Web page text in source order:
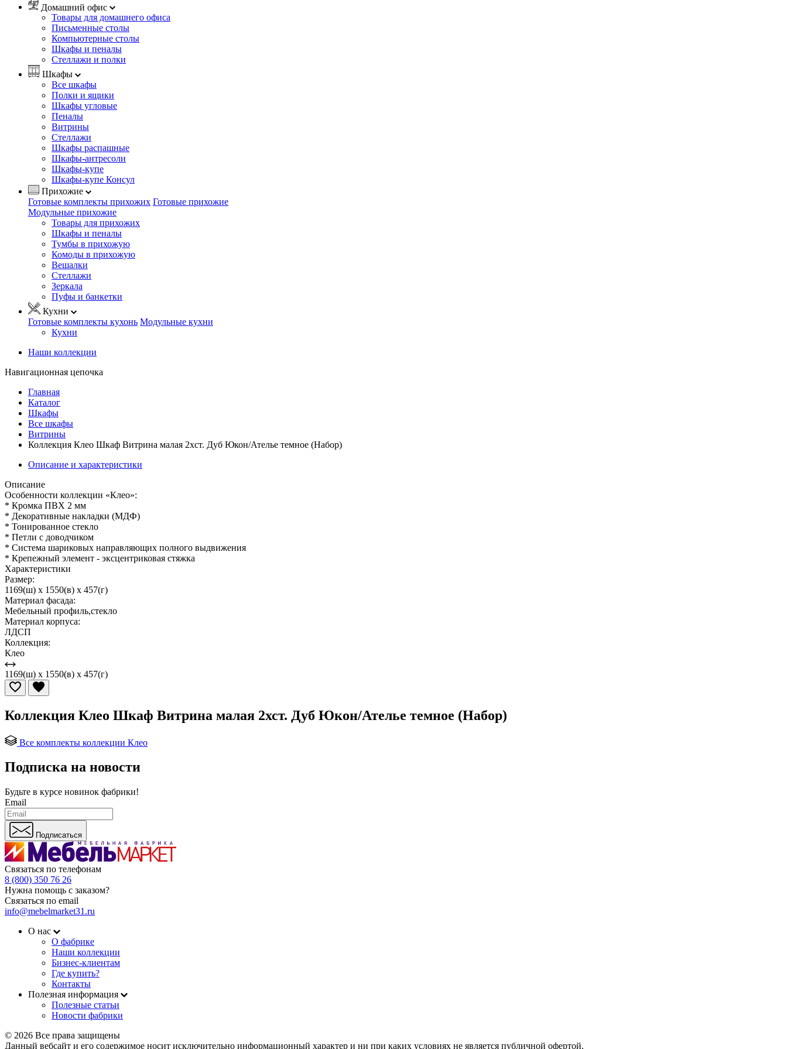
Домашний офис
Товары для домашнего офиса
Письменные столы
Компьютерные столы
Шкафы и пеналы
Стеллажи и полки
Шкафы
Все шкафы
Полки и ящики
Шкафы угловые
Пеналы
Витрины
Стеллажи
Шкафы распашные
Шкафы-антресоли
Шкафы-купе
Шкафы-купе Консул
Прихожие
Готовые комплекты прихожих Готовые прихожие
Модульные прихожие
Товары для прихожих
Шкафы и пеналы
Тумбы в прихожую
Комоды в прихожую
Вешалки
Стеллажи
Зеркала
Пуфы и банкетки
Кухни
Готовые комплекты кухонь Модульные кухни
Кухни
Наши коллекции
Навигационная цепочка
Главная
Каталог
Шкафы
Все шкафы
Витрины
Коллекция Клео Шкаф Витрина малая 2хст. Дуб Юкон/Ателье темное (Набор)
Описание и характеристики
Описание
Особенности коллекции «Клео»:
* Кромка ПВХ 2 мм
* Декоративные накладки (МДФ)
* Тонированное стекло
* Петли с доводчиком
* Система шариковых направляющих полного выдвижения
* Крепежный элемент - эксцентриковая стяжка
Характеристики
Размер:
1169(ш) x 1550(в) x 457(г)
Материал фасада:
Мебельный профиль,стекло
Материал корпуса:
ЛДСП
Коллекция:
Клео
1169(ш) x 1550(в) x 457(г)
Коллекция Клео Шкаф Витрина малая 2хст. Дуб Юкон/Ателье темное (Набор)
Все комплекты коллекции Клео
Подписка на новости
Будьте в курсе новинок фабрики!
Email
Подписаться
Связаться по телефонам
8 (800) 350 76 26
Нужна помощь с заказом?
Связаться по email
info@mebelmarket31.ru
О нас
О фабрике
Наши коллекции
Бизнес-клиентам
Где купить?
Контакты
Полезная информация
Полезные статьи
Новости фабрики
© 2026 Все права защищены
Данный вебсайт и его содержимое носит исключительно информационный характер и ни при каких условиях не является публичной офертой.